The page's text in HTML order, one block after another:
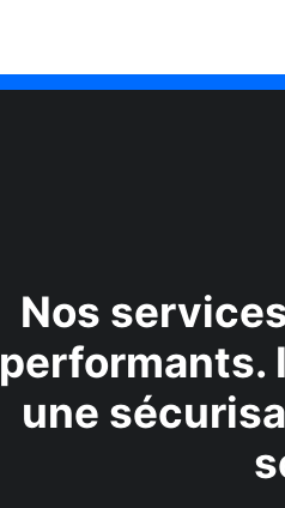
Nos
performants.
une